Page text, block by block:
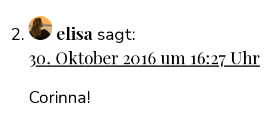
elisa sagt:
30. Oktober 2016 um 16:27 Uhr
Corinna!